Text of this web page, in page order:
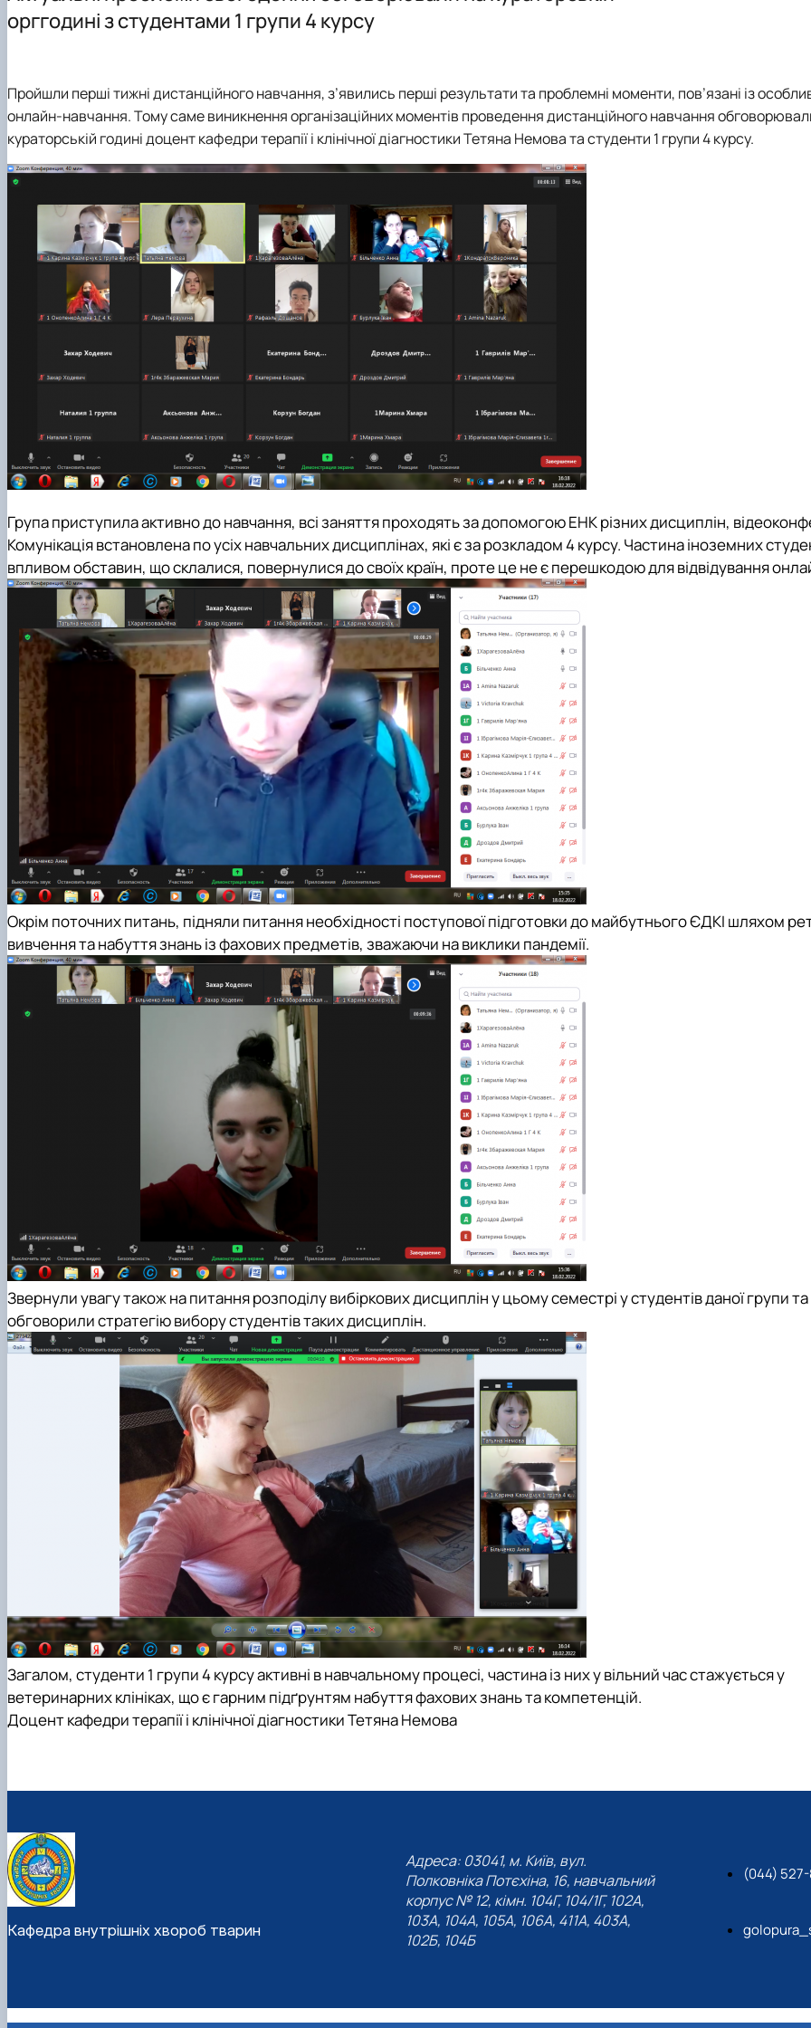
Звіт гуртка
Звіт гуртка
орггодині з студентами 1 групи 4 курсу
Пройшли перші тижні дистанційного навчання, з’явились перші результати та проблемні моменти, пов’язані із
онлайн-навчання. Тому саме виникнення організаційних моментів проведення дистанційного навчання
кураторській годині доцент кафедри терапії і клінічної діагностики Тетяна Немова та студенти 1 групи 4 курсу.
Група приступила активно до навчання, всі заняття проходять за допомогою ЕНК різних дисциплін,
Комунікація встановлена по усіх навчальних дисциплінах, які є за розкладом 4 курсу. Частина іноземних
впливом обставин, що склалися, повернулися до своїх країн, проте це не є перешкодою для відвідування
Окрім поточних питань, підняли питання необхідності поступової підготовки до майбутнього ЄДКІ шляхом
вивчення та набуття знань із фахових предметів, зважаючи на виклики пандемії.
Звернули увагу також на питання розподілу вибіркових дисциплін у цьому семестрі у студентів даної групи та
обговорили стратегію вибору студентів таких дисциплін.
Загалом, студенти 1 групи 4 курсу активні в навчальному процесі, частина із них у вільний час стажується у
ветеринарних клініках, що є гарним підґрунтям набуття фахових знань та компетенцій.
Доцент кафедри терапії і клінічної діагностики Тетяна Немова
Кафедра внутрішніх хвороб тварин
Адреса: 03041, м. Київ, вул.
Полковніка Потєхіна, 16, навчальний
корпус № 12, кімн. 104Г, 104/1Г, 102А,
103А, 104А, 105А, 106А, 411А, 403А,
102Б, 104Б
(044)